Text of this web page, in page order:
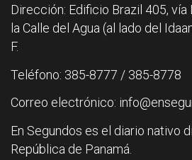
Dirección: Edificio Brazil 405, vía
la Calle del Agua (al lado del
F.
Teléfono: 385-8777 / 385-8778
Correo electrónico:
En Segundos es el diario nativo
República de Panamá.